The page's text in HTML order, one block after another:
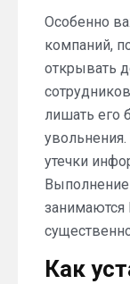
Особенно
компаний,
открывать
лишать его
утечки
занимаются
Как